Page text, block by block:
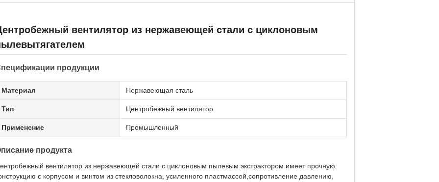
вентилятор из нержавеющей стали с циклоновым
продукции
Материал Нержавеющая сталь
Тип Центробежный вентилятор
Применение Промышленный
продукта
вентилятор из нержавеющей стали с циклоновым пылевым экстрактором имеет прочную
с корпусом и винтом из стекловолокна, усиленного пластмассой,сопротивление давлению,